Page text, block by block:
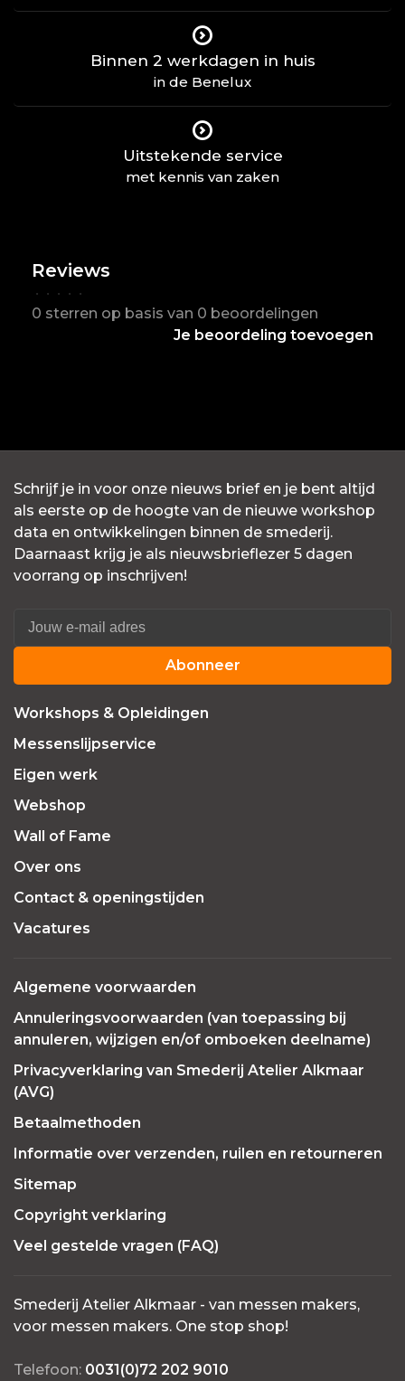
Binnen 2 werkdagen in huis
in de Benelux
Uitstekende service
met kennis van zaken
Reviews
• • • • •
0 sterren op basis van 0 beoordelingen
Je beoordeling toevoegen
Schrijf je in voor onze nieuws brief en je bent altijd
als eerste op de hoogte van de nieuwe workshop
data en ontwikkelingen binnen de smederij.
Daarnaast krijg je als nieuwsbrieflezer 5 dagen
voorrang op inschrijven!
Abonneer
Workshops & Opleidingen
Messenslijpservice
Eigen werk
Webshop
Wall of Fame
Over ons
Contact & openingstijden
Vacatures
Algemene voorwaarden
Annuleringsvoorwaarden (van toepassing bij
annuleren, wijzigen en/of omboeken deelname)
Privacyverklaring van Smederij Atelier Alkmaar
(AVG)
Betaalmethoden
Informatie over verzenden, ruilen en retourneren
Sitemap
Copyright verklaring
Veel gestelde vragen (FAQ)
Smederij Atelier Alkmaar - van messen makers,
voor messen makers. One stop shop!
Telefoon: 0031(0)72 202 9010